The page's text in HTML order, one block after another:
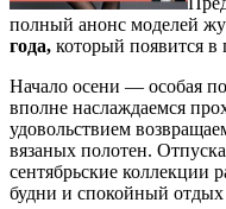
полный анонс моделей
года, который появится в
Начало осени — особая
вполне наслаждаемся
удовольствием
вязаных полотен.
сентябрьские коллекции
будни и спокойный